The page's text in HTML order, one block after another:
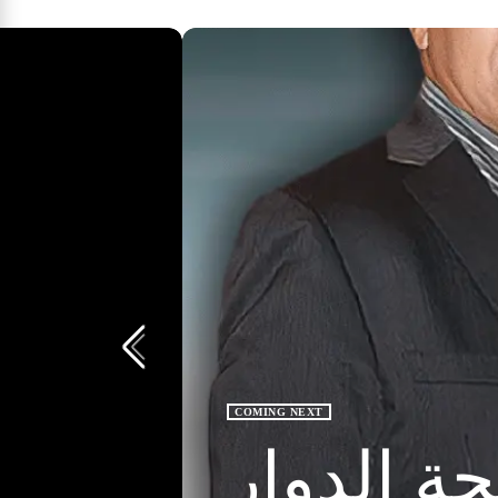
COMING NEXT
الدوار